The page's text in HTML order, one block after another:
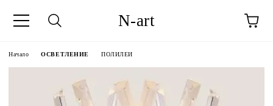
N-art
Начало ОСВЕТЛЕНИЕ ПОЛИЛЕИ